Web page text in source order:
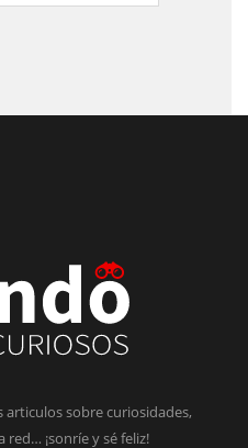
sobre curiosidades,
red… ¡sonríe y sé feliz!